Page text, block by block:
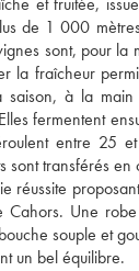
de 1 000
sont, pour la
la fraîcheur
à la main
fermentent
entre 25
sont transférés
réussite
Cahors. Une
souple et